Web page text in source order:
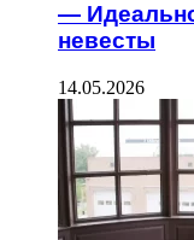
—
невесты
14.05.2026